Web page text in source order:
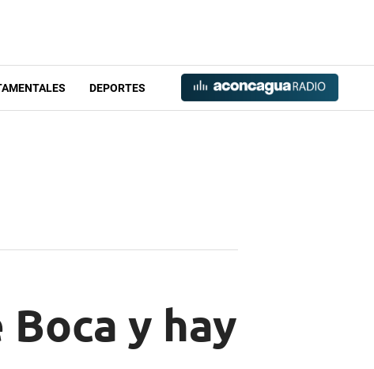
DEPORTES
y hay